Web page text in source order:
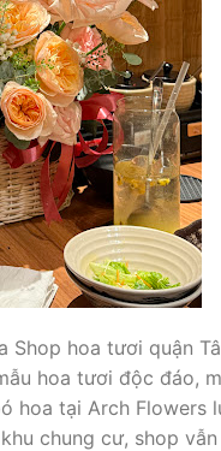
Shop hoa tươi quận
hoa tươi độc đáo,
hoa tại Arch
chung cư, shop